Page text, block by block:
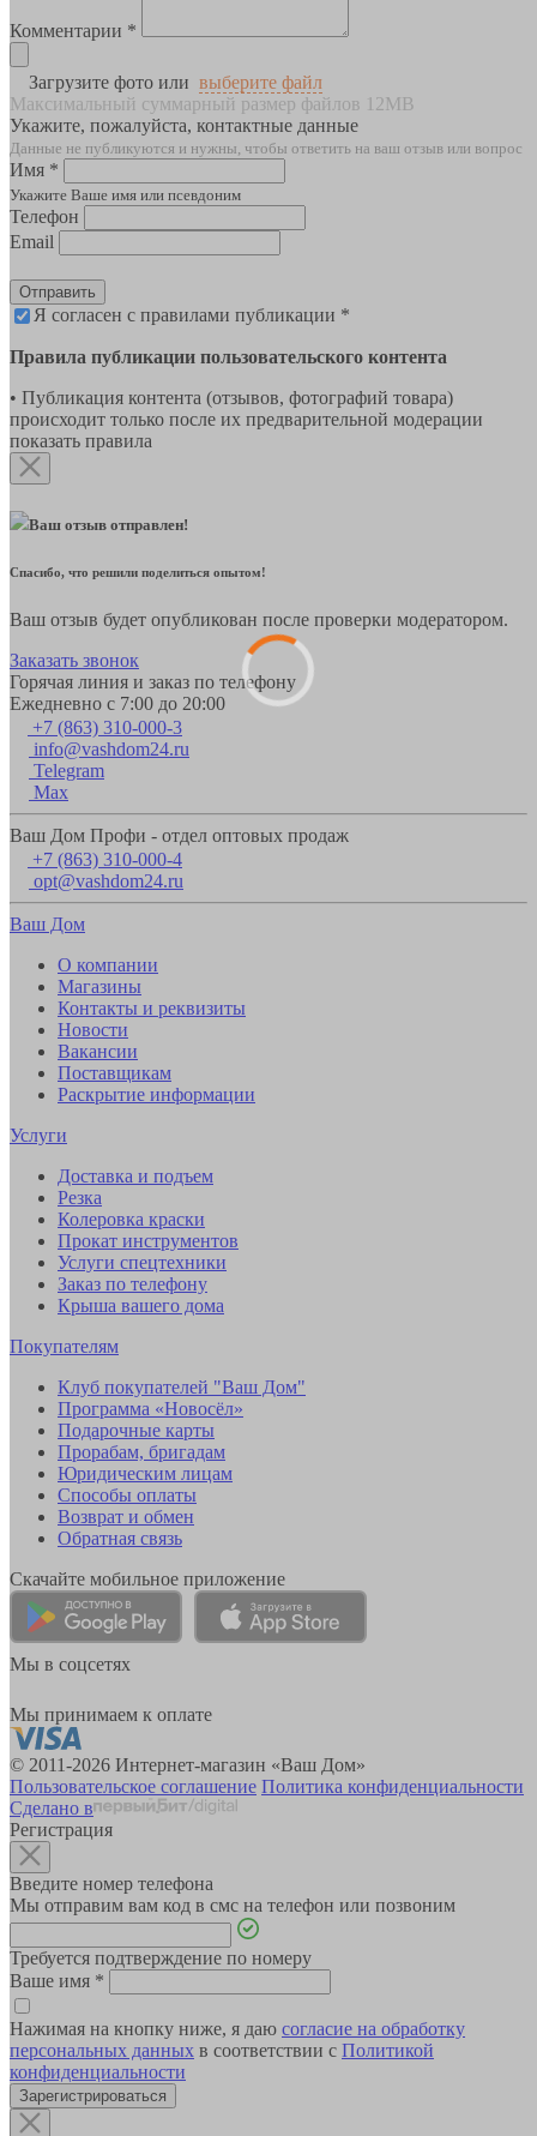
Комментарии *
Загрузите фото или выберите файл
Максимальный суммарный размер файлов 12MB
Укажите, пожалуйста, контактные данные
Данные не публикуются и нужны, чтобы ответить на ваш отзыв или вопрос
Имя *
Укажите Ваше имя или псевдоним
Телефон
Email
Отправить
Я согласен с правилами публикации *
Правила публикации пользовательского контента
• Публикация контента (отзывов, фотографий товара)
происходит только после их предварительной модерации
показать правила
Ваш отзыв отправлен!
Спасибо, что решили поделиться опытом!
Ваш отзыв будет опубликован после проверки модератором.
Заказать звонок
Горячая линия и заказ по телефону
Ежедневно с 7:00 до 20:00
+7 (863) 310-000-3
info@vashdom24.ru
Telegram
Max
Ваш Дом Профи - отдел оптовых продаж
+7 (863) 310-000-4
opt@vashdom24.ru
Ваш Дом
О компании
Магазины
Контакты и реквизиты
Новости
Вакансии
Поставщикам
Раскрытие информации
Услуги
Доставка и подъем
Резка
Колеровка краски
Прокат инструментов
Услуги спецтехники
Заказ по телефону
Крыша вашего дома
Покупателям
Клуб покупателей "Ваш Дом"
Программа «Новосёл»
Подарочные карты
Прорабам, бригадам
Юридическим лицам
Способы оплаты
Возврат и обмен
Обратная связь
Скачайте мобильное приложение
Мы в соцсетях
Мы принимаем к оплате
© 2011-2026 Интернет-магазин «Ваш Дом»
Пользовательское соглашение Политика конфиденциальности
Сделано в
Регистрация
Введите номер телефона
Мы отправим вам код в смс на телефон или позвоним
Требуется подтверждение по номеру
Ваше имя *
Нажимая на кнопку ниже, я даю согласие на обработку
персональных данных в соответствии с Политикой
конфиденциальности
Зарегистрироваться